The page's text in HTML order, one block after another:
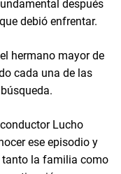
después
debió enfrentar.
hermano mayor de
cada una de las
Lucho
ese episodio y
tanto la familia como